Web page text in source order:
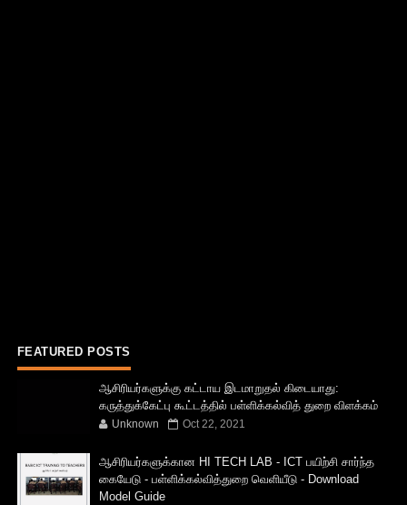
FEATURED POSTS
ஆசிரியர்களுக்கு கட்டாய இடமாறுதல் கிடையாது:
கருத்துக்கேட்பு கூட்டத்தில் பள்ளிக்கல்வித் துறை விளக்கம்
Unknown Oct 22, 2021
ஆசிரியர்களுக்கான HI TECH LAB - ICT பயிற்சி சார்ந்த
கையேடு - பள்ளிக்கல்வித்துறை வெளியீடு - Download
Model Guide